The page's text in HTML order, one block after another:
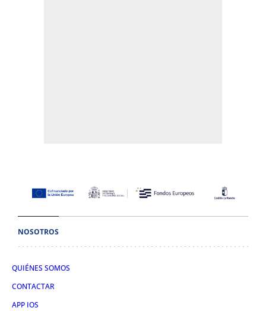
NOSOTROS
QUIÉNES SOMOS
CONTACTAR
APP IOS